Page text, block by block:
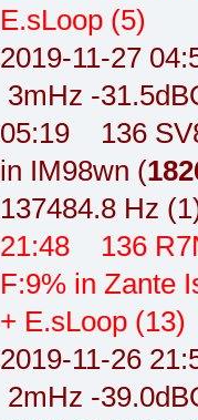
E.sLoop (5)
2019-11-27
3mHz -
05:19 136
in IM98wn (
137484.8 Hz
21:48 136
F:9% in Zante
+ E.sLoop (13)
2019-11-26
2mHz -